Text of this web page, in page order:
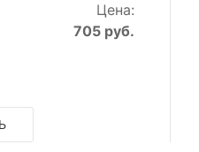
Цена:
705 руб.